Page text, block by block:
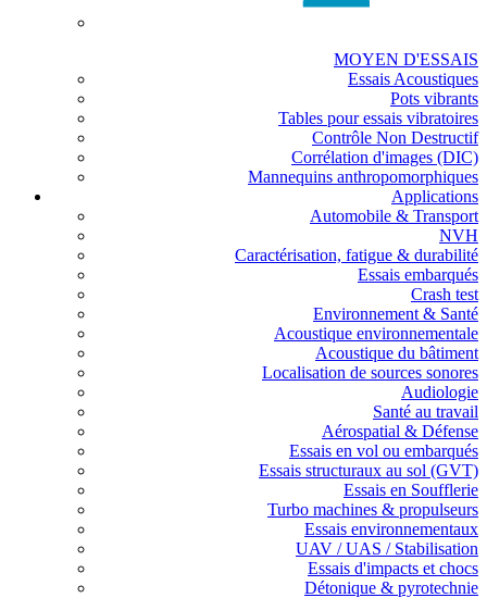
MOYEN D'ESSAIS
Essais Acoustiques
Pots vibrants
Tables pour essais vibratoires
Contrôle Non Destructif
Corrélation d'images (DIC)
Mannequins anthropomorphiques
Applications
Automobile & Transport
NVH
Caractérisation, fatigue & durabilité
Essais embarqués
Crash test
Environnement & Santé
Acoustique environnementale
Acoustique du bâtiment
Localisation de sources sonores
Audiologie
Santé au travail
Aérospatial & Défense
Essais en vol ou embarqués
Essais structuraux au sol (GVT)
Essais en Soufflerie
Turbo machines & propulseurs
Essais environnementaux
UAV / UAS / Stabilisation
Essais d'impacts et chocs
Détonique & pyrotechnie